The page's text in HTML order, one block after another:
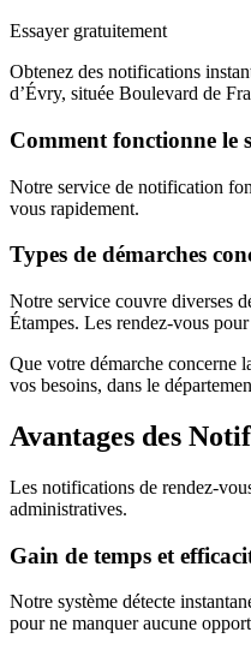
Essayer gratuitement
Obtenez des notifications
d’Évry, située Boulevard de
Comment fonctionne le
Notre service de notification
vous rapidement.
Types de démarches
Notre service couvre diverses
Étampes. Les rendez-vous pour
Que votre démarche concerne
vos besoins, dans le
Avantages des
Les notifications de rendez-
administratives.
Gain de temps et
Notre système détecte
pour ne manquer aucune